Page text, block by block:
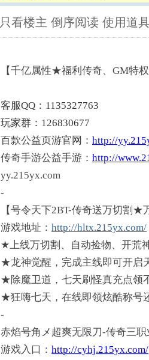
只看楼主 倒序阅读 使用道
【千亿属性★福利传奇、GM特
客服QQ：1135327763
玩家群： 126830677
百款公益页游官网： http://
传奇手游公益手游： http://
yy.215yx.com
-
【号令天下2BT-传奇送万切割★
游戏地址： http://hltx.215yx.com/
★上线万切割、自动捡物、开荒
★龙神觉醒，完成主线即可开启
★除魔卫道，七天刷怪真充点领
★狂嗨七天，在线即领炫酷称号
-
赤焰号角メ超爽无限刀-传奇三
游戏入口： http://cyhj.215yx.com/